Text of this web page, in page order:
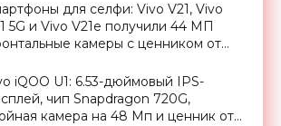
для селфи: Vivo V21, Vivo
5G и Vivo V21e получили 44 МП
камеры с ценником от
iQOO U1: 6.53-дюймовый IPS-
чип Snapdragon 720G,
камера на 48 Мп и ценник от